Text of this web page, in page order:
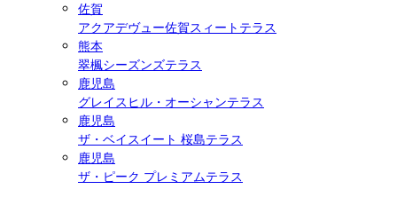
佐賀
アクアデヴュー佐賀スィートテラス
熊本
翠楓シーズンズテラス
鹿児島
グレイスヒル・オーシャンテラス
鹿児島
ザ・ベイスイート 桜島テラス
鹿児島
ザ・ピーク プレミアムテラス